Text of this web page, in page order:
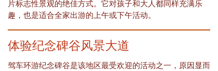
片标志性景观的绝佳方式。它对孩子和大人都同样充满乐
趣，也是适合全家出游的上午或下午活动。
体验纪念碑谷风景大道
驾车环游纪念碑谷是该地区最受欢迎的活动之一，原因显而